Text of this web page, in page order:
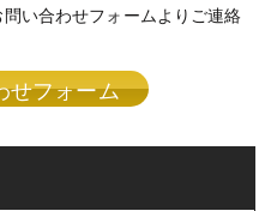
い合わせフォームよりご連絡
せフォーム